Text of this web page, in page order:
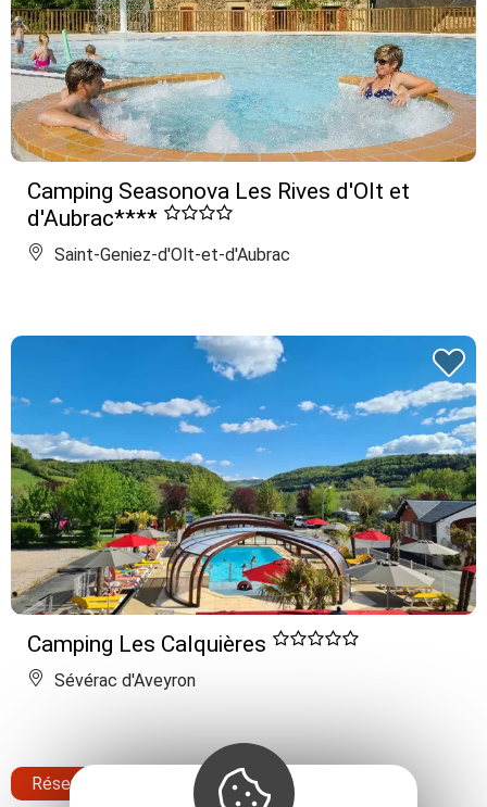
Camping Seasonova Les Rives d'Olt et
d'Aubrac****
Saint-Geniez-d'Olt-et-d'Aubrac
Camping Les Calquières
Sévérac d'Aveyron
Réserver